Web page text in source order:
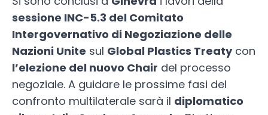
sessione INC-5.3 del Comitato
Intergovernativo di Negoziazione delle
Nazioni Unite sul Global Plastics Treatycon
l’elezione del nuovo Chair del processo
negoziale. A guidare le prossime fasi del
confronto multilaterale sarà il diplomatico